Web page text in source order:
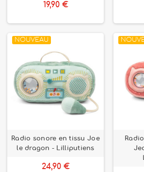
19,90 €
NOUVEAU
Radio sonore en tissu Joe
le dragon - Lilliputiens
24,90 €